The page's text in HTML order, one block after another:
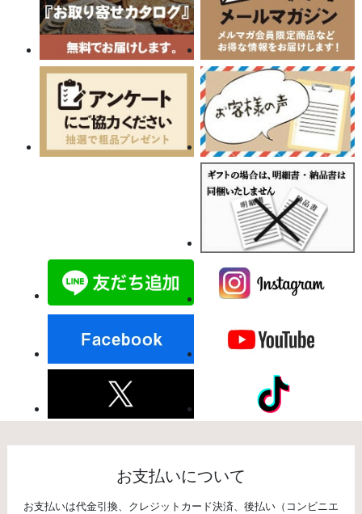
お支払いについて
お支払いは代金引換、クレジットカード決済、後払い（コンビニエ